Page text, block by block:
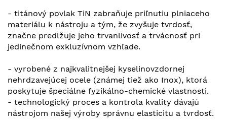
- titánový povlak TiN zabraňuje priľnutiu plniaceho
materiálu k nástroju a tým, že zvyšuje tvrdosť,
značne predlžuje jeho trvanlivosť a trvácnosť pri
jedinečnom exkluzívnom vzhľade.
- vyrobené z najkvalitnejšej kyselinovzdornej
nehrdzavejúcej ocele (známej tiež ako Inox), ktorá
poskytuje špeciálne fyzikálno-chemické vlastnosti.
- technologický proces a kontrola kvality dávajú
nástrojom našej výroby správnu elasticitu a tvrdosť.